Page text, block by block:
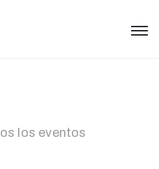
los eventos